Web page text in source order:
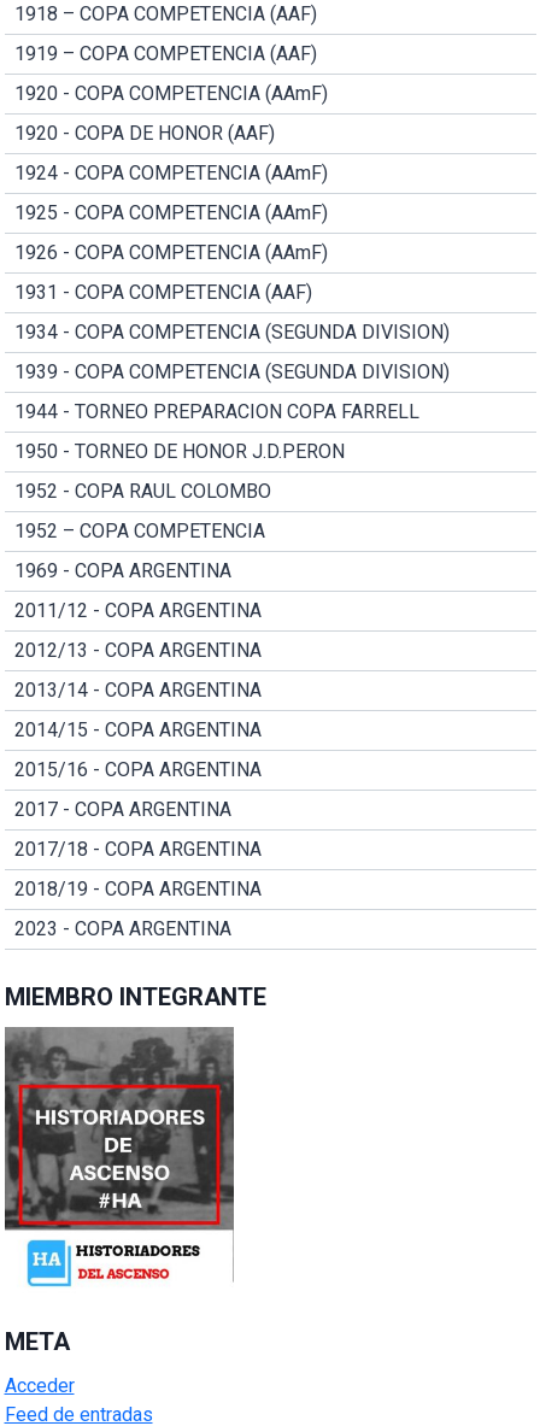
1918 – COPA COMPETENCIA (AAF)
1919 – COPA COMPETENCIA (AAF)
1920 - COPA COMPETENCIA (AAmF)
1920 - COPA DE HONOR (AAF)
1924 - COPA COMPETENCIA (AAmF)
1925 - COPA COMPETENCIA (AAmF)
1926 - COPA COMPETENCIA (AAmF)
1931 - COPA COMPETENCIA (AAF)
1934 - COPA COMPETENCIA (SEGUNDA DIVISION)
1939 - COPA COMPETENCIA (SEGUNDA DIVISION)
1944 - TORNEO PREPARACION COPA FARRELL
1950 - TORNEO DE HONOR J.D.PERON
1952 - COPA RAUL COLOMBO
1952 – COPA COMPETENCIA
1969 - COPA ARGENTINA
2011/12 - COPA ARGENTINA
2012/13 - COPA ARGENTINA
2013/14 - COPA ARGENTINA
2014/15 - COPA ARGENTINA
2015/16 - COPA ARGENTINA
2017 - COPA ARGENTINA
2017/18 - COPA ARGENTINA
2018/19 - COPA ARGENTINA
2023 - COPA ARGENTINA
MIEMBRO INTEGRANTE
META
Acceder
Feed de entradas